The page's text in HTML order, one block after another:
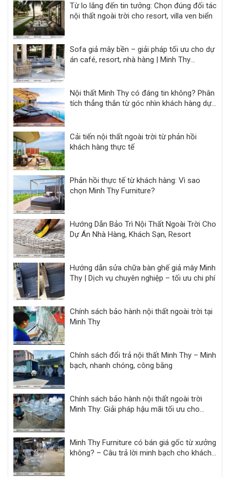
Từ lo lắng đến tin tưởng: Chọn đúng đối tác
nội thất ngoài trời cho resort, villa ven biển
Sofa giả mây bền – giải pháp tối ưu cho dự
án café, resort, nhà hàng | Minh Thy
Nội thất Minh Thy có đáng tin không? Phân
tích thẳng thắn từ góc nhìn khách hàng dự
Cải tiến nội thất ngoài trời từ phản hồi
khách hàng thực tế
Phản hồi thực tế từ khách hàng: Vì sao
chọn Minh Thy Furniture?
Hướng Dẫn Bảo Trì Nội Thất Ngoài Trời Cho
Dự Án Nhà Hàng, Khách Sạn, Resort
Hướng dẫn sửa chữa bàn ghế giả mây Minh
Thy | Dịch vụ chuyên nghiệp – tối ưu chi phí
Chính sách bảo hành nội thất ngoài trời tại
Minh Thy
Chính sách đổi trả nội thất Minh Thy – Minh
bạch, nhanh chóng, công bằng
Chính sách bảo hành nội thất ngoài trời
Minh Thy: Giải pháp hậu mãi tối ưu cho
Minh Thy Furniture có bán giá gốc từ xưởng
không? – Câu trả lời minh bạch cho khách